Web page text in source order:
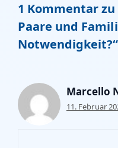
1 Kommentar
Paare und
Notwendigkeit?“
Marcello
11. Februar